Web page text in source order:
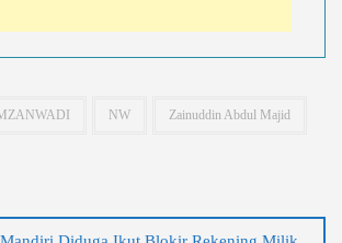
NW Zainuddin Abdul Majid